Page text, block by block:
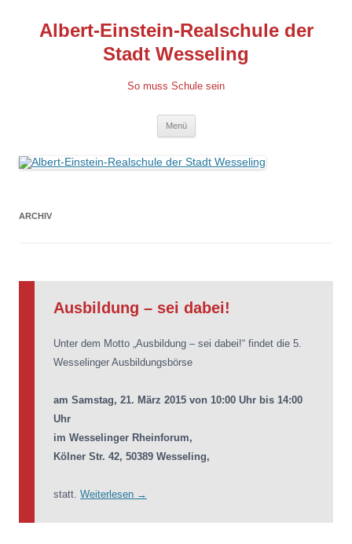
Albert-Einstein-Realschule der
Stadt Wesseling
So muss Schule sein
Menü
ARCHIV
Ausbildung – sei dabei!
Unter dem Motto „Ausbildung – sei dabei!“ findet die 5.
Wesselinger Ausbildungsbörse
am Samstag, 21. März 2015 von 10:00 Uhr bis 14:00
Uhr
im Wesselinger Rheinforum,
Kölner Str. 42, 50389 Wesseling,
statt. Weiterlesen →